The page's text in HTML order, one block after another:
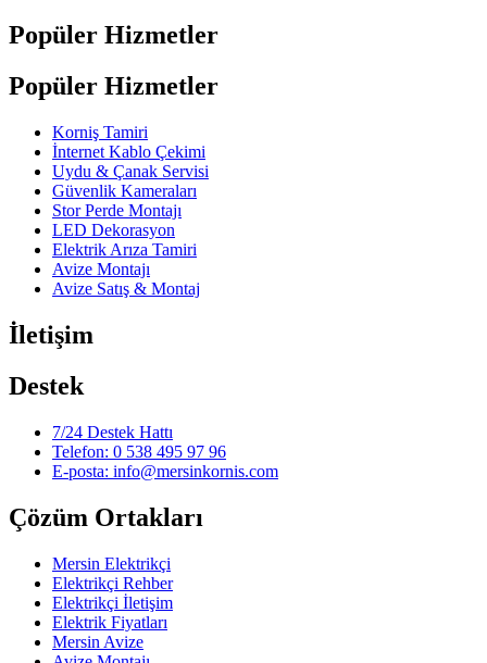
Popüler Hizmetler
Popüler Hizmetler
Korniş Tamiri
İnternet Kablo Çekimi
Uydu & Çanak Servisi
Güvenlik Kameraları
Stor Perde Montajı
LED Dekorasyon
Elektrik Arıza Tamiri
Avize Montajı
Avize Satış & Montaj
İletişim
Destek
7/24 Destek Hattı
Telefon: 0 538 495 97 96
E-posta: info@mersinkornis.com
Çözüm Ortakları
Mersin Elektrikçi
Elektrikçi Rehber
Elektrikçi İletişim
Elektrik Fiyatları
Mersin Avize